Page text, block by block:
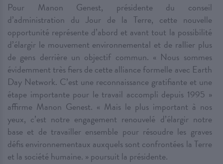
Pour Manon Genest, présidente du conseil
d’administration du Jour de la Terre, cette nouvelle
opportunité représente d’abord et avant tout la possibilité
d’élargir le mouvement environnemental et de rallier plus
de gens derrière un objectif commun. « Nous sommes
évidemment très fiers de cette alliance formelle avec Earth
Day Network. C’est une reconnaissance gratifiante et une
étape importante pour le travail accompli depuis 1995 »
affirme Manon Genest. « Mais le plus important à nos
yeux, c’est notre engagement renouvelé d’élargir notre
base et de travailler ensemble pour résoudre les graves
défis environnementaux auxquels sont confrontées la Terre
et la société humaine. » poursuit la présidente.